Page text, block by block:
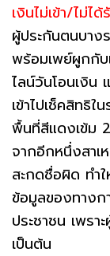
เงินไม่เข้า/ไม่ไ
ผู้ประกันตนบาง
พร้อมเพย์ผูกกับ
ไลน์วันโอนเงิน
เข้าไปเช็คสิทธิ
พื้นที่สีแดงเข้ม
จากอีกหนึ่งสาเ
สะกดชื่อผิด ทำ
ข้อมูลของทางก
ประชาชน เพรา
เป็นต้น